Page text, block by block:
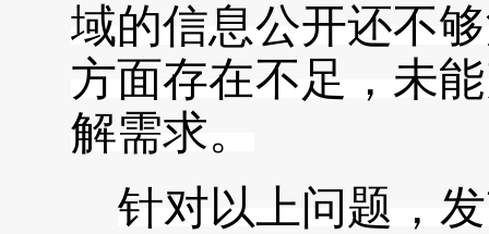
域的信息公开还不
方面存在不足，未
解需求。
针对以上问题，